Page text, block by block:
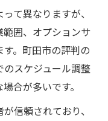
て異なりますが、
囲、オプションサ
。町田市の評判の
スケジュール調整
合が多いです。
信頼されており、